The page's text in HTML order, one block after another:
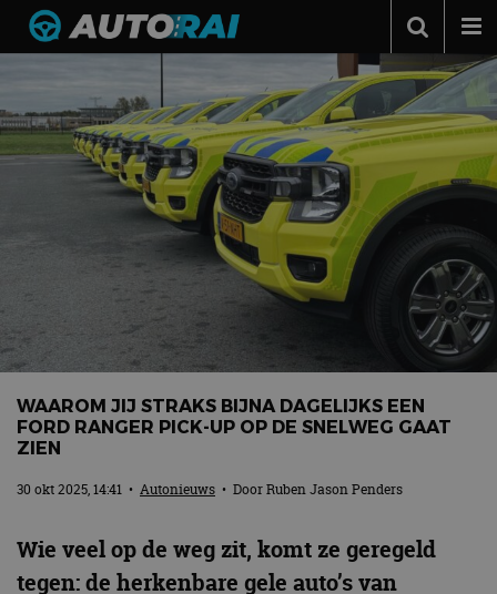
Podcast
Autotests
Automerken
MotorRAI.nl
WAAROM JIJ STRAKS BIJNA DAGELIJKS EEN
FORD RANGER PICK-UP OP DE SNELWEG GAAT
ZIEN
30 okt 2025, 14:41 • Autonieuws • DoorRuben Jason Penders
Wie veel op de weg zit, komt ze geregeld
tegen: de herkenbare gele auto’s van